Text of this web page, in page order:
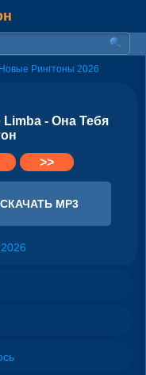
Новые Рингтоны 2026
- Она Тебя
>>
СКАЧАТЬ MP3